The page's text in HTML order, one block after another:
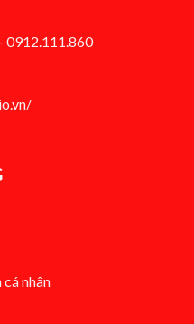
0912.111.860
nhân